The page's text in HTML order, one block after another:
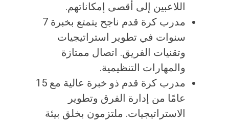
اللاعبين إلى أقصى إمكاناتهم.
مدرب كرة قدم ناجح يتمتع بخبرة 7
سنوات في تطوير استراتيجيات
وتقنيات الفريق. اتصال ممتازة
والمهارات التنظيمية.
مدرب كرة قدم ذو خبرة عالية مع 15
عامًا من إدارة الفرق وتطوير
الاستراتيجيات. ملتزمون بخلق بيئة